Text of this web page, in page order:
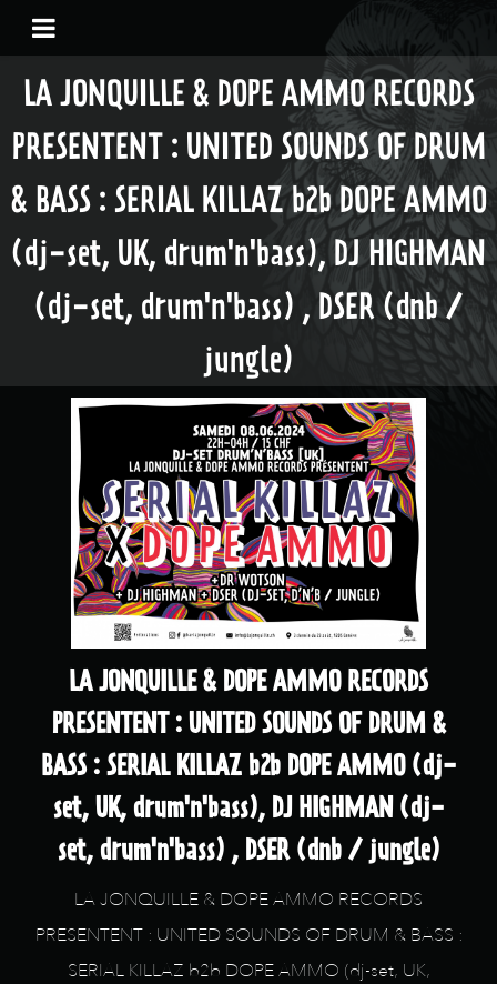
LA JONQUILLE & DOPE AMMO RECORDS
PRESENTENT : UNITED SOUNDS OF DRUM
& BASS : SERIAL KILLAZ b2b DOPE AMMO
(dj-set, UK, drum'n'bass), DJ HIGHMAN
(dj-set, drum'n'bass) , DSER (dnb /
jungle)
LA JONQUILLE & DOPE AMMO RECORDS
PRESENTENT : UNITED SOUNDS OF DRUM &
BASS : SERIAL KILLAZ b2b DOPE AMMO (dj-
set, UK, drum'n'bass), DJ HIGHMAN (dj-
set, drum'n'bass) , DSER (dnb / jungle)
LA JONQUILLE & DOPE AMMO RECORDS
PRESENTENT : UNITED SOUNDS OF DRUM & BASS :
SERIAL KILLAZ b2b DOPE AMMO (dj-set, UK,